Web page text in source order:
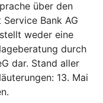
über den
Bank AG
weder eine
durch
dar. Stand aller
13. Mai